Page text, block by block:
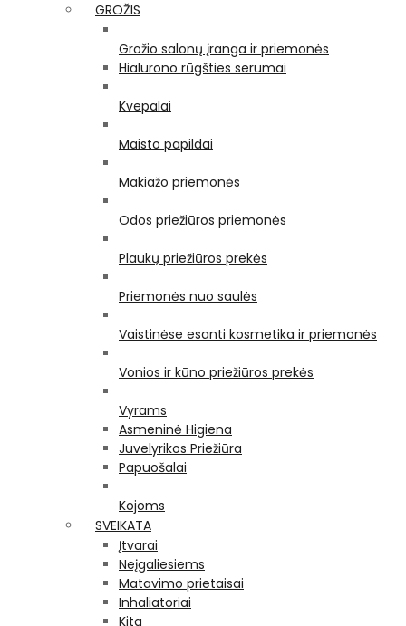
GROŽIS
Grožio salonų įranga ir priemonės
Hialurono rūgšties serumai
Kvepalai
Maisto papildai
Makiažo priemonės
Odos priežiūros priemonės
Plaukų priežiūros prekės
Priemonės nuo saulės
Vaistinėse esanti kosmetika ir priemonės
Vonios ir kūno priežiūros prekės
Vyrams
Asmeninė Higiena
Juvelyrikos Priežiūra
Papuošalai
Kojoms
SVEIKATA
Įtvarai
Neįgaliesiems
Matavimo prietaisai
Inhaliatoriai
Kita